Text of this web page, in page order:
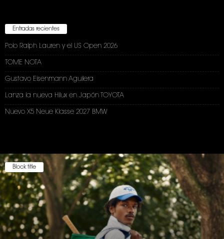
Entradas recientes
Polo Ralph Lauren y el US Open 2026
TOME NOTA
Gustavo Eisenmann Aguilera
Lanza la nueva Hilux en Japón TOYOTA
Nuevo X5 Neue Klasse 2027 BMW
Block title